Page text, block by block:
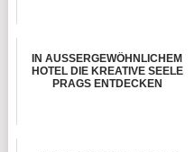
IN AUSSERGEWÖHNLICHEM
HOTEL DIE KREATIVE SEELE
PRAGS ENTDECKEN